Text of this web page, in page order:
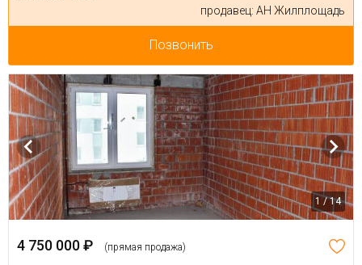
продавец: АН Жилплощадь
Позвонить
1 / 14
4 750 000 ₽ (прямая продажа)